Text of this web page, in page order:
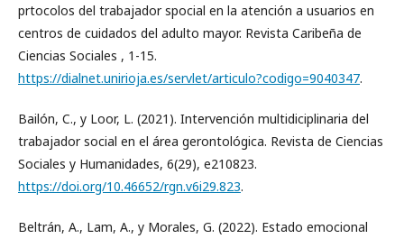
prtocolos del trabajador spocial en la atención a usuarios en
centros de cuidados del adulto mayor. Revista Caribeña de
Ciencias Sociales , 1-15.
https://dialnet.unirioja.es/servlet/articulo?codigo=9040347.
Bailón, C., y Loor, L. (2021). Intervención multidiciplinaria del
trabajador social en el área gerontológica. Revista de Ciencias
Sociales y Humanidades, 6(29), e210823.
https://doi.org/10.46652/rgn.v6i29.823.
Beltrán, A., Lam, A., y Morales, G. (2022). Estado emocional